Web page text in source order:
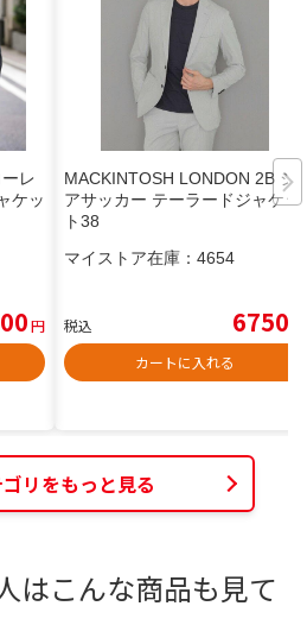
レ
ケッ
円
MACKINTOSH LONDON 2B シ
アサッカー テーラードジャケッ
ト38
マイストア在庫： 4654
税込 6750
カートに入れる
リをもっと見る
はこんな商品も見て